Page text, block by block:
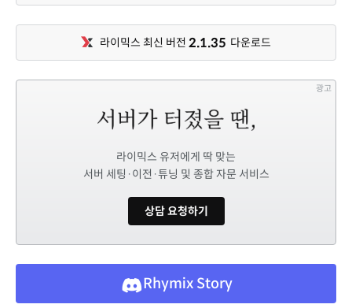
라이믹스 최신 버전 2.1.35 다운로드
광고
라이믹스 유저에게 딱 맞는
서버 세팅·이전·튜닝 및 종합 자문 서비스
상담 요청하기
Rhymix Story